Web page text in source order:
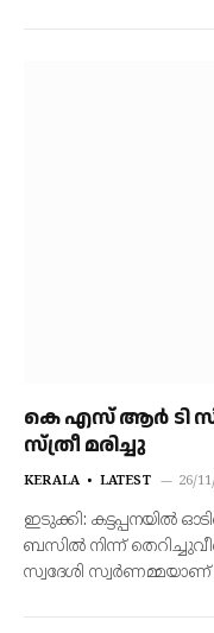
കെ എസ് ആർ ടി
സ്ത്രീ മരിച്ചു
KERALA LATEST 26/
ഇടുക്കി: കട്ടപ്പനയിൽ
ബസിൽ നിന്ന്
സ്വദേശി സ്വർണമ്മയാണ്